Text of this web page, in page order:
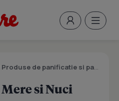
Produse de panificatie si patiserie
si Nuci